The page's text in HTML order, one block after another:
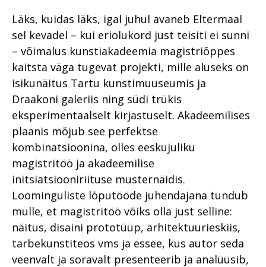
Läks, kuidas läks, igal juhul avaneb Eltermaal
sel kevadel – kui eriolukord just teisiti ei sunni
– võimalus kunstiakadeemia magistriõppes
kaitsta väga tugevat projekti, mille aluseks on
isikunäitus Tartu kunstimuuseumis ja
Draakoni galeriis ning südi trükis
eksperimentaalselt kirjastuselt. Akadeemilises
plaanis mõjub see perfektse
kombinatsioonina, olles eeskujuliku
magistritöö ja akadeemilise
initsiatsiooniriituse musternäidis.
Loominguliste lõputööde juhendajana tundub
mulle, et magistritöö võiks olla just selline:
näitus, disaini prototüüp, arhitektuurieskiis,
tarbekunstiteos vms ja essee, kus autor seda
veenvalt ja soravalt presenteerib ja analüüsib,